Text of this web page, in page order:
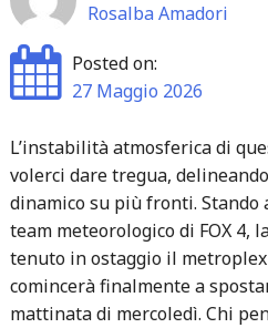
Rosalba Amadori
Posted on:
27 Maggio 2026
L’instabilità atmosferica di
volerci dare tregua,
dinamico su più fronti.
team meteorologico di FOX 4,
tenuto in ostaggio il
comincerà finalmente a
mattinata di mercoledì. Chi